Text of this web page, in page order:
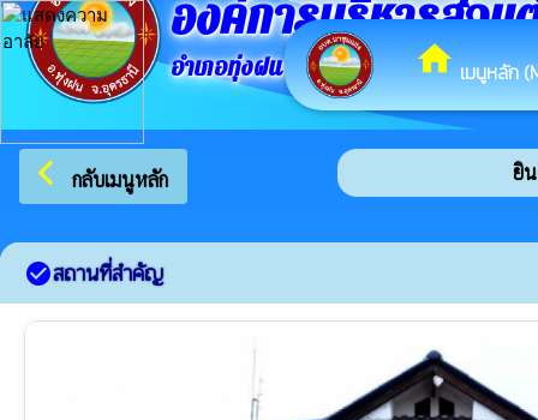
homeเมนูหลัก
องค์การบริหารส่วน
อำเภอทุ่งฝน จังหวัดอุดรธานี
arrow_back_ios กลับเมนูหลัก ยินดีต้
check_circleสถานที่สำคัญ